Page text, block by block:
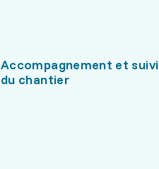
Accompagnement et suivi
du chantier